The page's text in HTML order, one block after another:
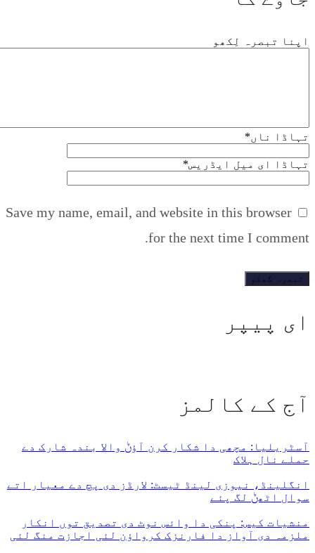
اپنا تبصرہ لِکھو
تہاڈا ناں*
تہاڈا ای میل ایڈریس*
Save my name, email, and website in this browser
for the next time I comment.
ای پیپر
آج کے کالمز
آسٹریلیا: مچھی دا شکار کرن آؤݨ والا بندہ شارک دے
حملے نال ہلاک
انگلینڈ، نیوزی لینڈ ٹیسٹ: لارڈز دی پچ دے معیار اتے
سوال اٹھݨ لگ پئے
منشیات کیس: پنکی دا وائس نوٹ دی تصدیق توں انکار
ملزمہ دی آواز دا فارنزک کرواؤن لئی اجازت منگ لئی